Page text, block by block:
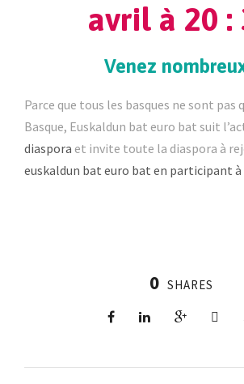
avril à 20 :
Venez
Parce que tous les basques ne sont pas
Basque, Euskaldun bat euro bat suit
diaspora et invite toute la diaspora à
euskaldun bat euro bat en participant à
0 SHARES